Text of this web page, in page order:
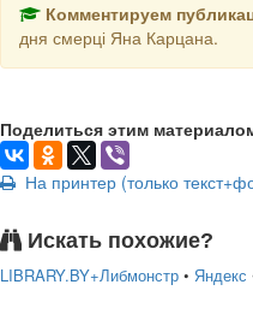
Комментируем
дня смерці Яна Карцана.
Поделиться этим
На принтер (только
Искать похожие?
LIBRARY.BY+Либмонстр • Яндекс